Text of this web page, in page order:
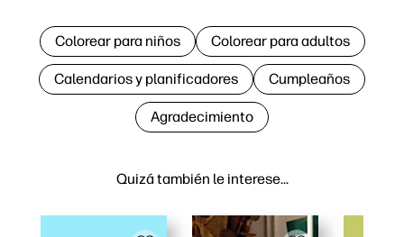
Quizá también le interese…
Colorear para niños Colorear para adultos
Calendarios y planificadores Cumpleaños
Agradecimiento